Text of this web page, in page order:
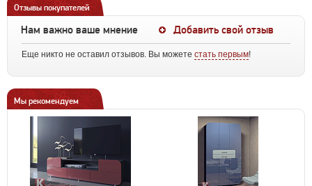
Отзывы покупателей
Нам важно ваше мнение Добавить свой отзыв
Еще никто не оставил отзывов. Вы можете стать первым!
Мы рекомендуем